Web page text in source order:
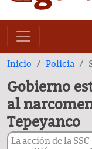
Inicio Policia
Gobierno
al
Tepeyanco
La acción de la SSC